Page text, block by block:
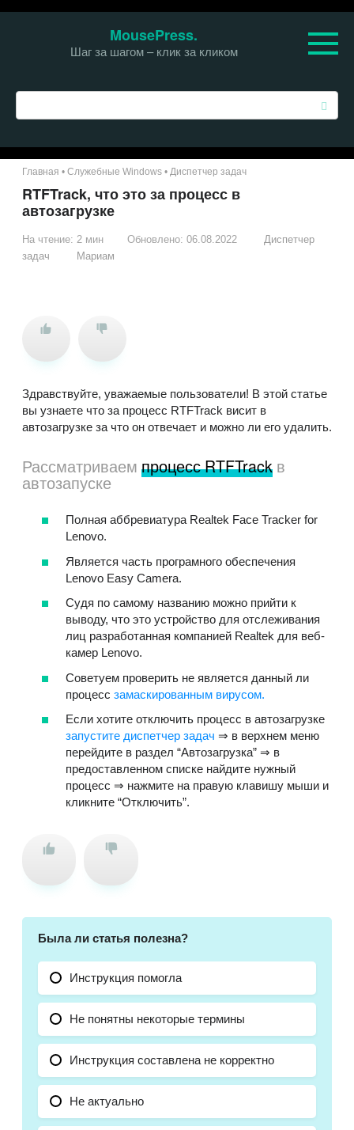
MousePress.
Шаг за шагом – клик за кликом
о
с
Главная • Служебные Windows • Диспетчер задач
RTFTrack, что это за процесс в
автозагрузке
На чтение: 2 мин Обновлено: 06.08.2022
Диспетчер
задач
Мариам
Здравствуйте, уважаемые пользователи! В этой статье
вы узнаете что за процесс RTFTrack висит в
автозагрузке за что он отвечает и можно ли его удалить.
Рассматриваем процесс RTFTrack в
автозапуске
Полная аббревиатура Realtek Face Tracker for
Lenovo.
Является часть програмного обеспечения
Lenovo Easy Camera.
Судя по самому названию можно прийти к
выводу, что это устройство для отслеживания
лиц разработанная компанией Realtek для веб-
камер Lenovo.
Советуем проверить не является данный ли
процесс замаскированным вирусом.
Если хотите отключить процесс в автозагрузке
запустите диспетчер задач ⇒ в верхнем меню
перейдите в раздел “Автозагрузка” ⇒ в
предоставленном списке найдите нужный
процесс ⇒ нажмите на правую клавишу мыши и
кликните “Отключить”.
Была ли статья полезна?
Инструкция помогла
Не понятны некоторые термины
Инструкция составлена не корректно
Не актуально